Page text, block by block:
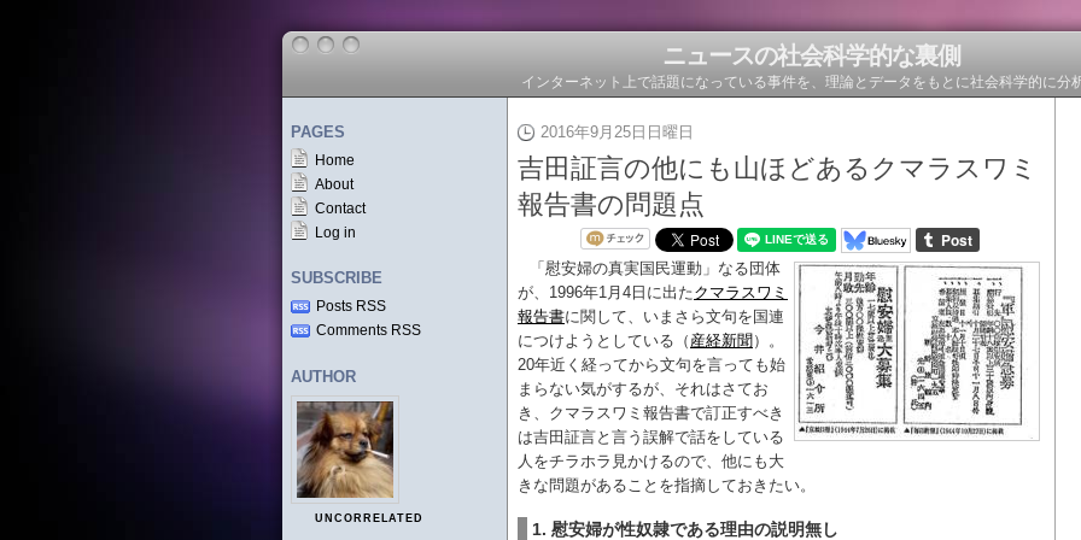
ニュースの社会科学的な裏側
インターネット上で話題になっている事件を、理論とデータをもとに社会科学的に分
PAGES
Home
About
Contact
Log in
SUBSCRIBE
Posts RSS
Comments RSS
AUTHOR
UNCORRELATED
2016年9月25日日曜日
吉田証言の他にも山ほどあるクマラスワミ
報告書の問題点
「慰安婦の真実国民運動」なる団体
が、1996年1月4日に出たクマラスワミ
報告書に関して、いまさら文句を国連
につけようとしている（ 産経新聞 ）。
20年近く経ってから文句を言っても始
まらない気がするが、それはさてお
き、クマラスワミ報告書で訂正すべき
は吉田証言と言う誤解で話をしている
人をチラホラ見かけるので、他にも大
きな問題があることを指摘しておきたい。
1. 慰安婦が性奴隷である理由の説明無し